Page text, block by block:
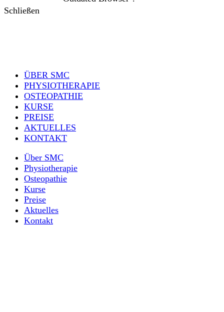
Schließen
ÜBER SMC
PHYSIOTHERAPIE
OSTEOPATHIE
KURSE
PREISE
AKTUELLES
KONTAKT
Über SMC
Physiotherapie
Osteopathie
Kurse
Preise
Aktuelles
Kontakt